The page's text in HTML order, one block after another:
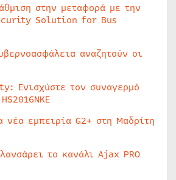
στην μεταφορά με την
Solution for Bus
αναζητούν οι
Ενισχύστε τον συναγερμό
νέα εμπειρία G2+ στη Μαδρίτη
το κανάλι Ajax PRO